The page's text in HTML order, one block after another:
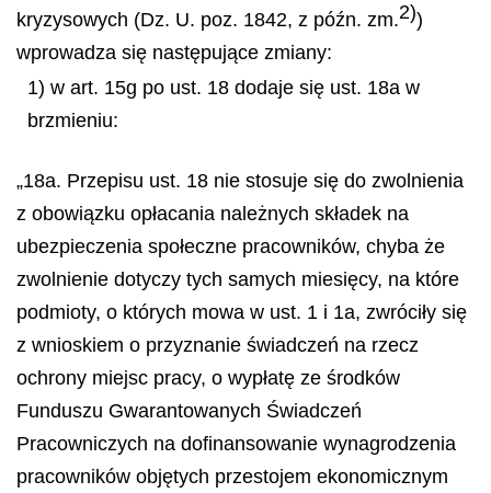
kryzysowych (Dz. U. poz. 1842, z późn. zm.2))
wprowadza się następujące zmiany:
1) w art. 15g po ust. 18 dodaje się ust. 18a w
brzmieniu:
„18a. Przepisu ust. 18 nie stosuje się do zwolnienia
z obowiązku opłacania należnych składek na
ubezpieczenia społeczne pracowników, chyba że
zwolnienie dotyczy tych samych miesięcy, na które
podmioty, o których mowa w ust. 1 i 1a, zwróciły się
z wnioskiem o przyznanie świadczeń na rzecz
ochrony miejsc pracy, o wypłatę ze środków
Funduszu Gwarantowanych Świadczeń
Pracowniczych na dofinansowanie wynagrodzenia
pracowników objętych przestojem ekonomicznym